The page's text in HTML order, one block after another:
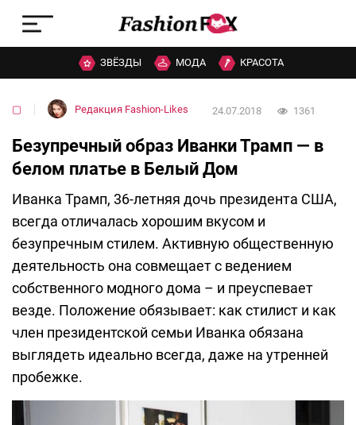
ЗВЁЗДЫ МОДА КРАСОТА
▢ Редакция Fashion-Likes 24.07.2018 1361
Безупречный образ Иванки Трамп — в
белом платье в Белый Дом
Иванка Трамп, 36-летняя дочь президента США,
всегда отличалась хорошим вкусом и
безупречным стилем. Активную общественную
деятельность она совмещает с ведением
собственного модного дома – и преуспевает
везде. Положение обязывает: как стилист и как
член президентской семьи Иванка обязана
выглядеть идеально всегда, даже на утренней
пробежке.